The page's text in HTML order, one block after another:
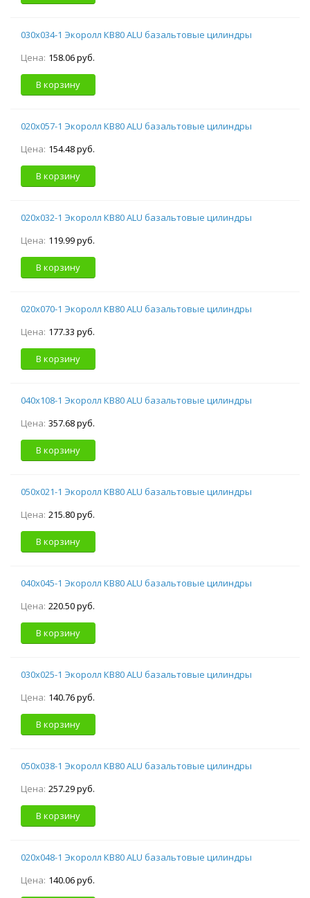
030х034-1 Экоролл КВ80 ALU базальтовые цилиндры
Цена: 158.06 руб.
В корзину
020х057-1 Экоролл КВ80 ALU базальтовые цилиндры
Цена: 154.48 руб.
В корзину
020х032-1 Экоролл КВ80 ALU базальтовые цилиндры
Цена: 119.99 руб.
В корзину
020х070-1 Экоролл КВ80 ALU базальтовые цилиндры
Цена: 177.33 руб.
В корзину
040х108-1 Экоролл КВ80 ALU базальтовые цилиндры
Цена: 357.68 руб.
В корзину
050х021-1 Экоролл КВ80 ALU базальтовые цилиндры
Цена: 215.80 руб.
В корзину
040х045-1 Экоролл КВ80 ALU базальтовые цилиндры
Цена: 220.50 руб.
В корзину
030х025-1 Экоролл КВ80 ALU базальтовые цилиндры
Цена: 140.76 руб.
В корзину
050х038-1 Экоролл КВ80 ALU базальтовые цилиндры
Цена: 257.29 руб.
В корзину
020х048-1 Экоролл КВ80 ALU базальтовые цилиндры
Цена: 140.06 руб.